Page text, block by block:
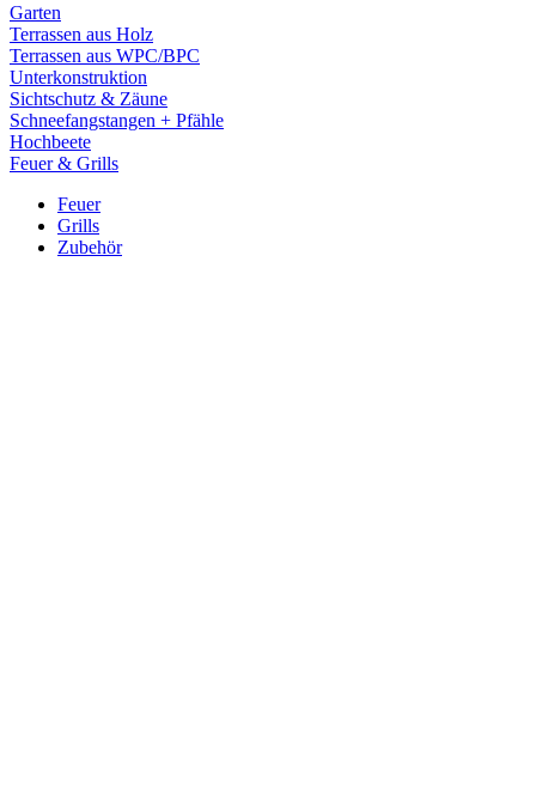
Garten
Terrassen aus Holz
Terrassen aus WPC/BPC
Unterkonstruktion
Sichtschutz & Zäune
Schneefangstangen + Pfähle
Hochbeete
Feuer & Grills
Feuer
Grills
Zubehör